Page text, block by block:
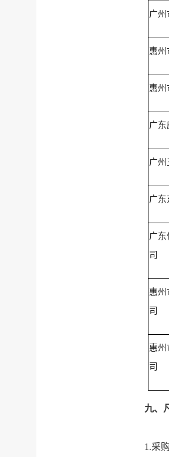
广州
惠州
惠州
广东
广州
广东
广东
司
惠州
司
惠州
司
九、
1.采